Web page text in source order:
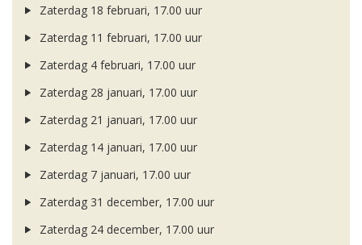
Zaterdag 18 februari, 17.00 uur
Zaterdag 11 februari, 17.00 uur
Zaterdag 4 februari, 17.00 uur
Zaterdag 28 januari, 17.00 uur
Zaterdag 21 januari, 17.00 uur
Zaterdag 14 januari, 17.00 uur
Zaterdag 7 januari, 17.00 uur
Zaterdag 31 december, 17.00 uur
Zaterdag 24 december, 17.00 uur